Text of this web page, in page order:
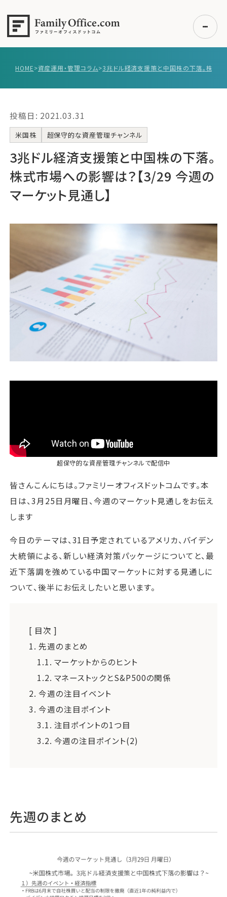
事例紹介
エキスパート一覧
無料講座
コラム
利用者の声
運営会社
ファミリーオフィスとは
関連書籍
メールマガジン登録
よくある質問
HOME>資産運用・管理コラム>
投稿日: 2021.03.31
米国株 超保守的な資産管理チャンネル
3兆ドル経済支援策と中国株の下落。
株式市場への影響は？【3/29 今週の
マーケット見通し】
超保守的な資産管理チャンネルで配信中
皆さんこんにちは。ファミリーオフィスドットコムです。本
日は、3月25日月曜日、今週のマーケット見通しをお伝え
します
今日のテーマは、31日予定されているアメリカ、バイデン
大統領による、新しい経済対策パッケージについてと、最
近下落調を強めている中国マーケットに対する見通しに
ついて、後半にお伝えしたいと思います。
[ 目次 ]
1. 先週のまとめ
1.1. マーケットからのヒント
1.2. マネーストックとS&P500の関係
2. 今週の注目イベント
3. 今週の注目ポイント
3.1. 注目ポイントの1つ目
3.2. 今週の注目ポイント(2)
先週のまとめ